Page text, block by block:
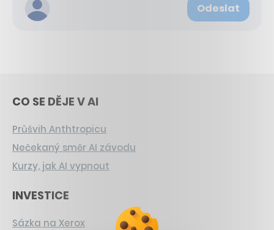
Odeslat
CO SE DĚJE V AI
Průšvih Anthtropicu
Nečekaný směr AI závodu
Kurzy, jak AI vypnout
INVESTICE
Sázka na Xerox